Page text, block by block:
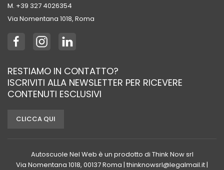
M. +39 ‭327 4026354‬
Via Nomentana 1018, Roma
RESTIAMO IN CONTATTO?
ISCRIVITI ALLA NEWSLETTER PER RICEVERE
CONTENUTI ESCLUSIVI
CLICCA QUI
Autoscuole Nel Web è un prodotto di Think Now srl
Via Nomentana 1018, 00137 Roma | thinknowsrl@legalmail.it |